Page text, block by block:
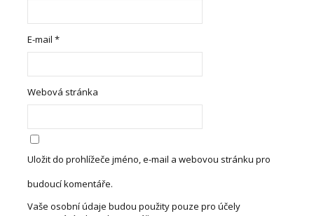
E-mail*
Webová stránka
Uložit do prohlížeče jméno, e-mail a webovou stránku pro
budoucí komentáře.
Vaše osobní údaje budou použity pouze pro účely